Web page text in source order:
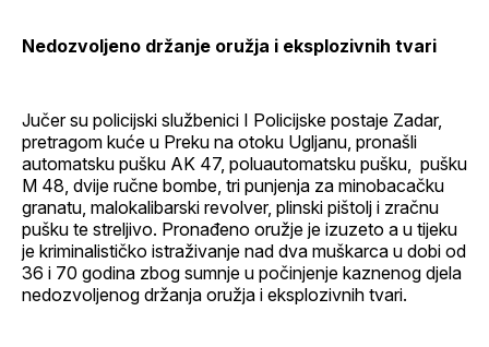
Nedozvoljeno držanje oružja i eksplozivnih tvari
Jučer su policijski službenici I Policijske postaje Zadar,
pretragom kuće u Preku na otoku Ugljanu, pronašli
automatsku pušku AK 47, poluautomatsku pušku, pušku
M 48, dvije ručne bombe, tri punjenja za minobacačku
granatu, malokalibarski revolver, plinski pištolj i zračnu
pušku te streljivo. Pronađeno oružje je izuzeto a u tijeku
je kriminalističko istraživanje nad dva muškarca u dobi od
36 i 70 godina zbog sumnje u počinjenje kaznenog djela
nedozvoljenog držanja oružja i eksplozivnih tvari.